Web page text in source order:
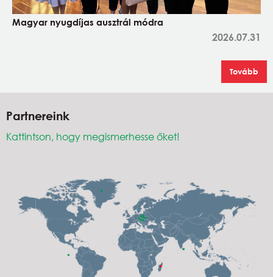
Magyar nyugdíjas ausztrál módra
2026.07.31
Tovább
Partnereink
Kattintson, hogy megismerhesse őket!